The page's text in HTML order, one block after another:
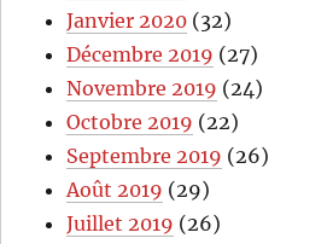
Janvier 2020 (32)
Décembre 2019 (27)
Novembre 2019 (24)
Octobre 2019 (22)
Septembre 2019 (26)
Août 2019 (29)
Juillet 2019 (26)